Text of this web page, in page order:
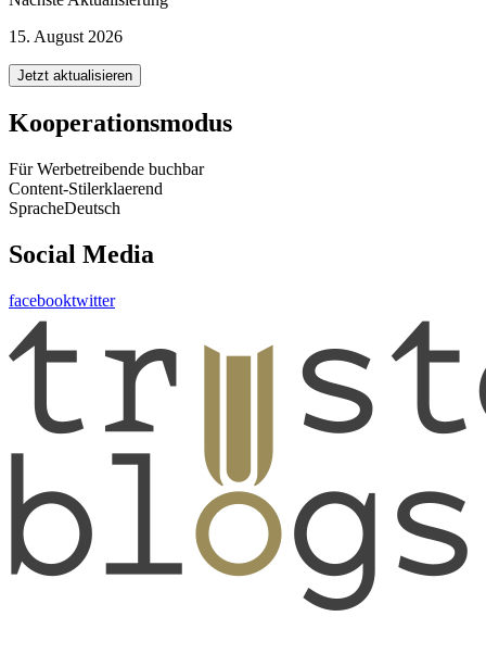
15. August 2026
Jetzt aktualisieren
Kooperationsmodus
Für Werbetreibende buchbar
Content-Stilerklaerend
SpracheDeutsch
Social Media
facebooktwitter